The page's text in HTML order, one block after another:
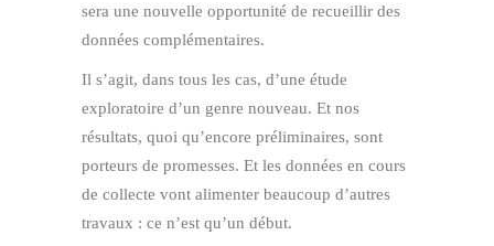
sera une nouvelle opportunité de recueillir des
données complémentaires.
Il s’agit, dans tous les cas, d’une étude
exploratoire d’un genre nouveau. Et nos
résultats, quoi qu’encore préliminaires, sont
porteurs de promesses. Et les données en cours
de collecte vont alimenter beaucoup d’autres
travaux : ce n’est qu’un début.